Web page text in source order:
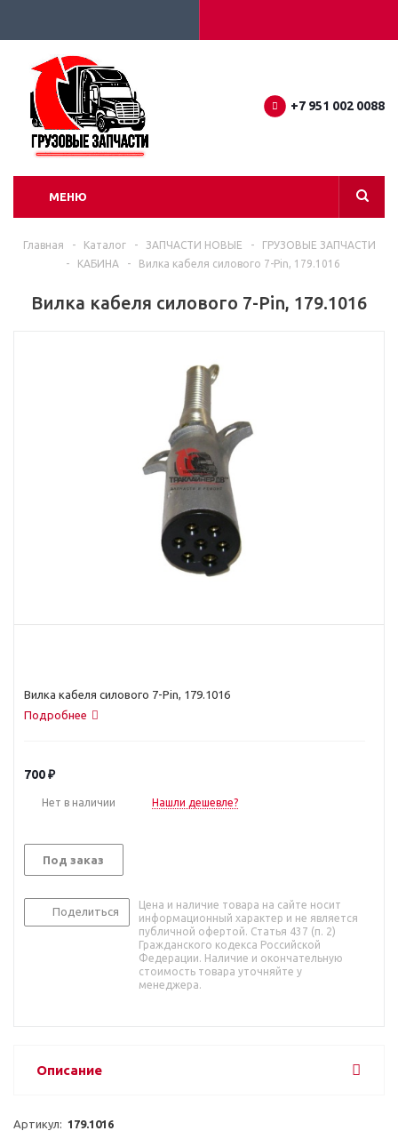
+7 951 002 0088
МЕНЮ
Главная - Каталог - ЗАПЧАСТИ НОВЫЕ -
ГРУЗОВЫЕ ЗАПЧАСТИ
-
КАБИНА - Вилка кабеля силового 7-Pin, 179.1016
Вилка кабеля силового 7-Pin, 179.1016
Вилка кабеля силового 7-Pin, 179.1016
Подробнее
700₽
Нет в наличии Нашли дешевле?
Под заказ
Поделиться
Цена и наличие товара на сайте носит
информационный характер и не является
публичной офертой. Статья 437 (п. 2)
Гражданского кодекса Российской
Федерации. Наличие и окончательную
стоимость товара уточняйте у
менеджера.
Описание
Артикул: 179.1016